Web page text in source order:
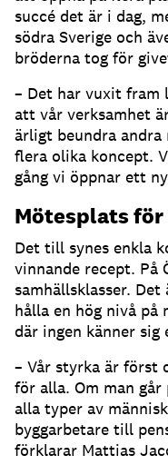
succé det är i dag,
södra Sverige och
bröderna tog för
– Det har vuxit fram
att vår verksamhet
ärligt beundra andra
flera olika koncept.
gång vi öppnar ett
Mötesplats
Det till synes enkla
vinnande recept. På
samhällsklasser.
hålla en hög nivå
där ingen känner sig
– Vår styrka är först
för alla. Om man
alla typer av
byggarbetare till
förklarar Mattias